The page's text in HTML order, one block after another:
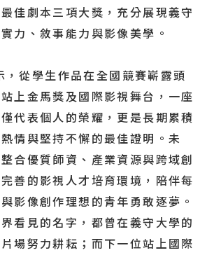
佳劇本三項大獎，充分展現義守
力、敘事能力與影像美學。
從學生作品在全國競賽嶄露頭
上金馬獎及國際影視舞台，一座
代表個人的榮耀，更是長期累積
情與堅持不懈的最佳證明。未
合優質師資、產業資源與跨域創
善的影視人才培育環境，陪伴每
影像創作理想的青年勇敢逐夢。
看見的名字，都曾在義守大學的
場努力耕耘；而下一位站上國際